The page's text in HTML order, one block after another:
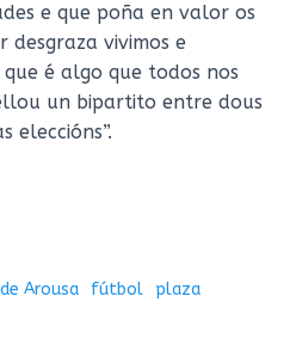
e que poña en valor os
desgraza vivimos e
é algo que todos nos
un bipartito entre dous
eleccións”.
Arousa fútbol
plaza